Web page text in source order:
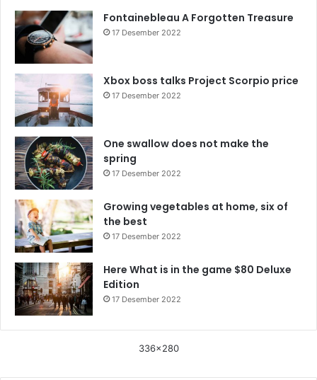
Fontainebleau A Forgotten Treasure
17 Desember 2022
Xbox boss talks Project Scorpio price
17 Desember 2022
One swallow does not make the
spring
17 Desember 2022
Growing vegetables at home, six of
the best
17 Desember 2022
Here What is in the game $80 Deluxe
Edition
17 Desember 2022
336x280